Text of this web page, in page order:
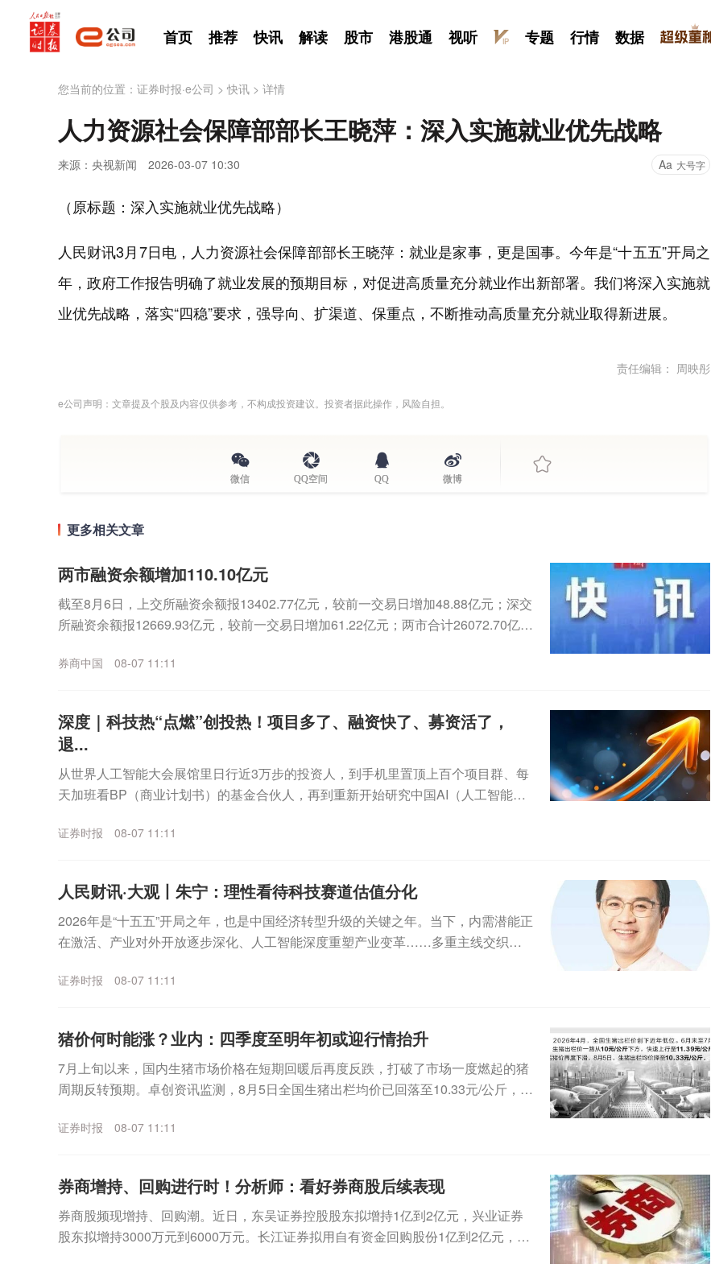
首页 推荐 快讯 解读 股市 港股通 视听 专题 行情 数据
您当前的位置： 证券时报·e公司 >快讯 > 详情
人力资源社会保障部部长王晓萍：深入实施就业优先战略
来源：央视新闻 2026-03-07 10:30 Aa 大号字
（原标题：深入实施就业优先战略）
人民财讯3月7日电，人力资源社会保障部部长王晓萍：就业是家事，更是国事。今年是“十五五”开局之
年，政府工作报告明确了就业发展的预期目标，对促进高质量充分就业作出新部署。我们将深入实施就
业优先战略，落实“四稳”要求，强导向、扩渠道、保重点，不断推动高质量充分就业取得新进展。
责任编辑： 周映彤
e公司声明：文章提及个股及内容仅供参考，不构成投资建议。投资者据此操作，风险自担。
微信 QQ空间 QQ 微博
更多相关文章
两市融资余额增加110.10亿元
截至8月6日，上交所融资余额报13402.77亿元，较前一交易日增加48.88亿元；深交
所融资余额报12669.93亿元，较前一交易日增加61.22亿元；两市合计26072.70亿
券商中国 08-07 11:11
深度｜科技热“点燃”创投热！项目多了、融资快了、募资活了，
退...
从世界人工智能大会展馆里日行近3万步的投资人，到手机里置顶上百个项目群、每
天加班看BP（商业计划书）的基金合伙人，再到重新开始研究中国AI（人工智能）
证券时报 08-07 11:11
人民财讯·大观丨朱宁：理性看待科技赛道估值分化
2026年是“十五五”开局之年，也是中国经济转型升级的关键之年。当下，内需潜能正
在激活、产业对外开放逐步深化、人工智能深度重塑产业变革……多重主线交织并
证券时报 08-07 11:11
猪价何时能涨？业内：四季度至明年初或迎行情抬升
7月上旬以来，国内生猪市场价格在短期回暖后再度反跌，打破了市场一度燃起的猪
周期反转预期。卓创资讯监测，8月5日全国生猪出栏均价已回落至10.33元/公斤，再
证券时报 08-07 11:11
券商增持、回购进行时！分析师：看好券商股后续表现
券商股频现增持、回购潮。近日，东吴证券控股股东拟增持1亿到2亿元，兴业证券
股东拟增持3000万元到6000万元。长江证券拟用自有资金回购股份1亿到2亿元，华